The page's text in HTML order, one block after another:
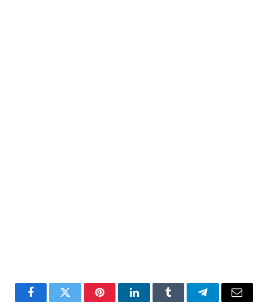
FacebookTwitter PinterestLinkedInTumblr TelegramEmail